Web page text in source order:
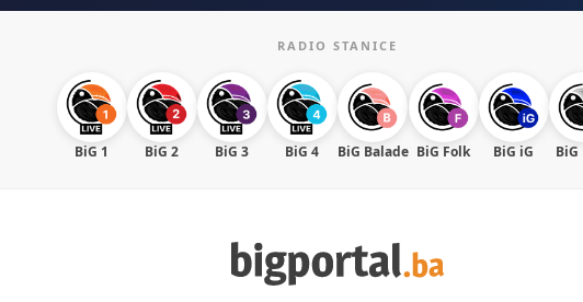
RADIO STANICE
BiG 1 BiG 2 BiG 3 BiG 4 BiG Balade BiG Folk BiG iG BiG